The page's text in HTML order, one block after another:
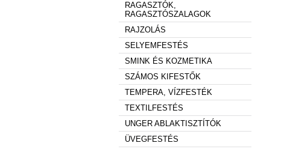
RAGASZTÓK,
RAGASZTÓSZALAGOK
RAJZOLÁS
SELYEMFESTÉS
SMINK ÉS KOZMETIKA
SZÁMOS KIFESTŐK
TEMPERA, VÍZFESTÉK
TEXTILFESTÉS
UNGER ABLAKTISZTÍTÓK
ÜVEGFESTÉS